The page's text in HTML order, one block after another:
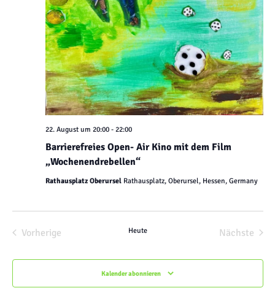
Barrierefreies Open- Air Kino mit dem Film
„Wochenendrebellen“
22. August um 20:00- 22:00
Rathausplatz Oberursel Rathausplatz, Oberursel, Hessen, Germany
VorherigeVeranstaltungenHeute Nächste
Kalender abonnieren